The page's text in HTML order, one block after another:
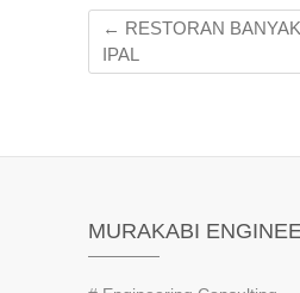
← RESTORAN
IPAL
MURAKABI